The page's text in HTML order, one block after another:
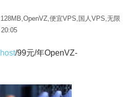
128MB,OpenVZ,便宜VPS, 国人VPS,无限
/99元/年OpenVZ-